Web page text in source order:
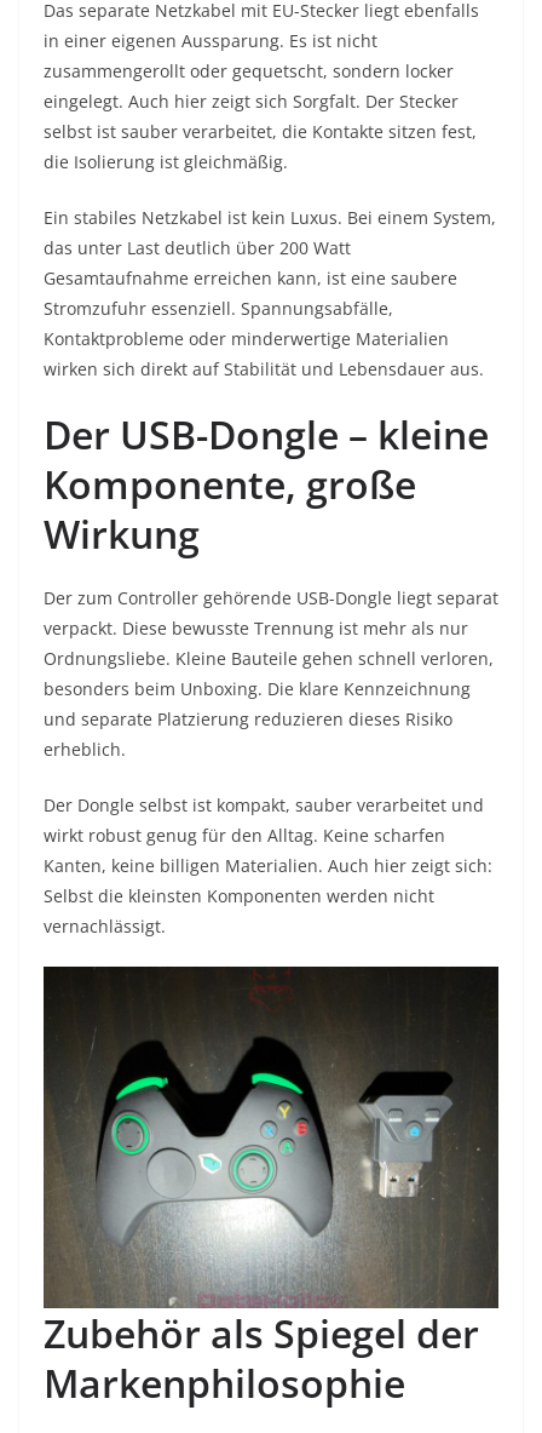
Das separate Netzkabel mit EU-Stecker liegt ebenfalls
in einer eigenen Aussparung. Es ist nicht
zusammengerollt oder gequetscht, sondern locker
eingelegt. Auch hier zeigt sich Sorgfalt. Der Stecker
selbst ist sauber verarbeitet, die Kontakte sitzen fest,
die Isolierung ist gleichmäßig.
Ein stabiles Netzkabel ist kein Luxus. Bei einem System,
das unter Last deutlich über 200 Watt
Gesamtaufnahme erreichen kann, ist eine saubere
Stromzufuhr essenziell. Spannungsabfälle,
Kontaktprobleme oder minderwertige Materialien
wirken sich direkt auf Stabilität und Lebensdauer aus.
Der USB-Dongle – kleine
Komponente, große
Wirkung
Der zum Controller gehörende USB-Dongle liegt separat
verpackt. Diese bewusste Trennung ist mehr als nur
Ordnungsliebe. Kleine Bauteile gehen schnell verloren,
besonders beim Unboxing. Die klare Kennzeichnung
und separate Platzierung reduzieren dieses Risiko
erheblich.
Der Dongle selbst ist kompakt, sauber verarbeitet und
wirkt robust genug für den Alltag. Keine scharfen
Kanten, keine billigen Materialien. Auch hier zeigt sich:
Selbst die kleinsten Komponenten werden nicht
vernachlässigt.
Zubehör als Spiegel der
Markenphilosophie